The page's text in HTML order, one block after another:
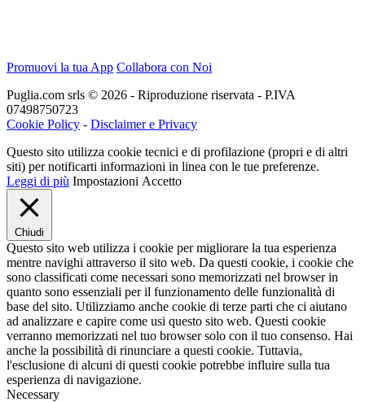
Promuovi la tua App Collabora con Noi
Puglia.com srls © 2026 - Riproduzione riservata - P.IVA
07498750723
Cookie Policy - Disclaimer e Privacy
Questo sito utilizza cookie tecnici e di profilazione (propri e di altri
siti) per notificarti informazioni in linea con le tue preferenze.
Leggi di più Impostazioni Accetto
Chiudi
Questo sito web utilizza i cookie per migliorare la tua esperienza
mentre navighi attraverso il sito web. Da questi cookie, i cookie che
sono classificati come necessari sono memorizzati nel browser in
quanto sono essenziali per il funzionamento delle funzionalità di
base del sito. Utilizziamo anche cookie di terze parti che ci aiutano
ad analizzare e capire come usi questo sito web. Questi cookie
verranno memorizzati nel tuo browser solo con il tuo consenso. Hai
anche la possibilità di rinunciare a questi cookie. Tuttavia,
l'esclusione di alcuni di questi cookie potrebbe influire sulla tua
esperienza di navigazione.
Necessary